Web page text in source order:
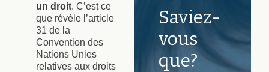
Saviez-
vous
que?
un droit. C’est ce
que révèle l’article
31 de la
Convention des
Nations Unies
relatives aux droits